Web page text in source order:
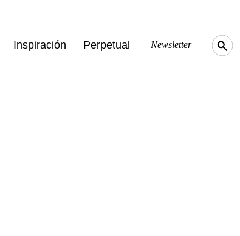
Inspiración Perpetual Newsletter